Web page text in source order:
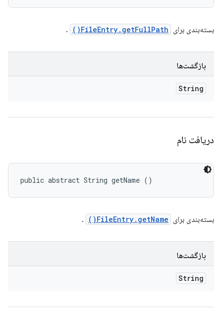
بسته‌بندی برای FileEntry.getFullPath()
.
بازگشت‌ها
String
دریافت نام
public abstract String getName ()
بسته‌بندی برای FileEntry.getName()
.
بازگشت‌ها
String